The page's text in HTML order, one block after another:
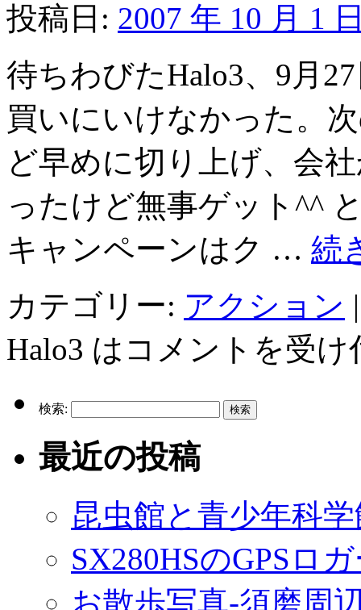
投稿日: 2007 年 10 月 1
待ちわびたHalo3、9月
買いにいけなかった。
ど早めに切り上げ、会
ったけど無事ゲット^^
キャンペーンはク … 続
カテゴリー: アクション |
Halo3 は コメントを受
検索:
最近の投稿
昆虫館と青少年科
SX280HSのGPSロ
お散歩写真-須磨周